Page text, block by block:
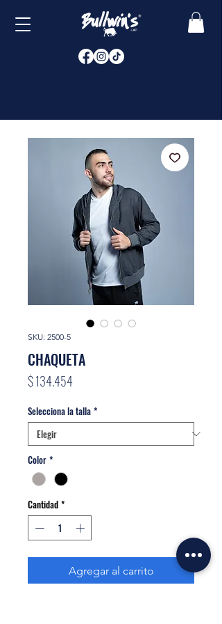
SKU: 2500-5
CHAQUETA
$ 134.454Precio
Selecciona la talla *
Color *
Cantidad *
Agregar al carrito